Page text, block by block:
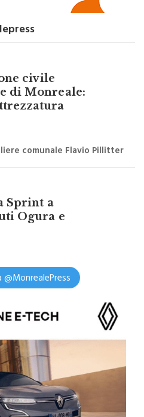
civile
di Monreale:
comunale Flavio Pillitter
Sprint a
Ogura e